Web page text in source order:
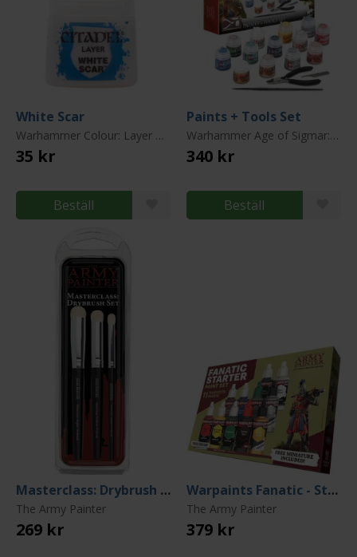
White Scar
Warhammer Colour: Layer Paint
35 kr
Beställ
Paints + Tools Set
Warhammer Age of Sigmar: Stormcast Eternals
340 kr
Beställ
Masterclass: Drybrush Set
The Army Painter
269 kr
Warpaints Fanatic - Starter Set
The Army Painter
379 kr